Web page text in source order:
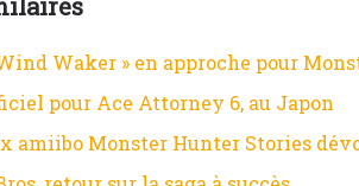
Waker » en approche pour
pour Ace Attorney 6, au Japon
amiibo Monster Hunter Stories